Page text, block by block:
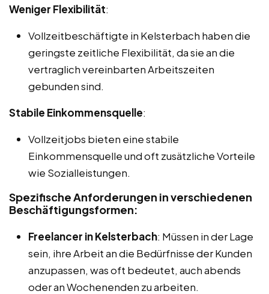
Weniger Flexibilität:
Vollzeitbeschäftigte in Kelsterbach haben die
geringste zeitliche Flexibilität, da sie an die
vertraglich vereinbarten Arbeitszeiten
gebunden sind.
Stabile Einkommensquelle:
Vollzeitjobs bieten eine stabile
Einkommensquelle und oft zusätzliche Vorteile
wie Sozialleistungen.
Spezifische Anforderungen in verschiedenen
Beschäftigungsformen:
Freelancer in Kelsterbach: Müssen in der Lage
sein, ihre Arbeit an die Bedürfnisse der Kunden
anzupassen, was oft bedeutet, auch abends
oder an Wochenenden zu arbeiten.